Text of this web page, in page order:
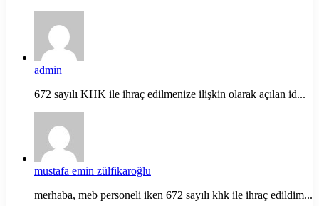
admin
672 sayılı KHK ile ihraç edilmenize ilişkin olarak açılan id...
mustafa emin zülfikaroğlu
merhaba, meb personeli iken 672 sayılı khk ile ihraç edildim...